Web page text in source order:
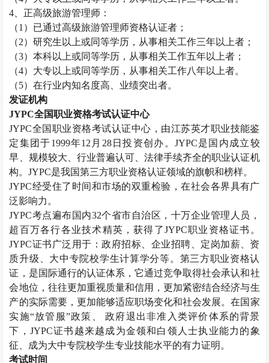
4 、正高级旅游管理师：
（1 ）已通过高级旅游管理师资格认证者；
（2）研究生以上或同等学历，从事相关工作三年以上者；
（3）本科以上或同等学历，从事相关工作五年以上者；
（4）大专以上或同等学历，从事相关工作八年以上者。
（5）在行业内知名度高、业绩突出者。
发证机构
JYPC全国职业资格考试认证中心
JYPC全国职业资格考试认证中心，由江苏英才职业技能鉴
定集团于1999年12 月 28日投资创办。 JYPC是国内成立较
早、规模较大、行业普遍认可、法律手续齐全的职业认证机
构。JYPC是我国第三方职业资格认证领域的旗帜和榜样。
JYPC经受住了时间和市场的双重检验，在社会各界具有广
泛影响力。
JYPC考点遍布国内32个省市自治区，十万企业管理人员，
超百万各行各业技术精英，获得了JYPC职业资格证书。
JYPC证书广泛用于：政府招标、企业招聘、定岗加薪、资
质升级、大中专院校学生计算学分等。第三方职业资格认
证，是国际通行的认证体系，它通过竞争取得社会承认和社
会地位，往往更加重视质量和信用，更加紧密结合经济与生
产的实际需要，更加能够适应职场变化和社会发展。在国家
实施“放管服”政策、 政府退出非准入类评价体系的背景
下， JYPC证书越来越成为金领和白领人士执业能力的象
征、成为大中专院校学生专业技能水平的有力证明。
考试时间